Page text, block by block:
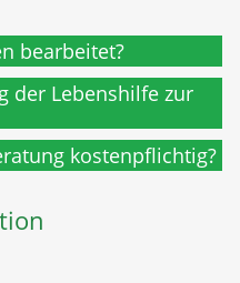
bearbeitet?
der Lebenshilfe zur
kostenpflichtig?